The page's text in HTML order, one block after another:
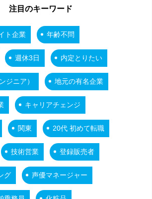
注目のキーワード
ト企業 年齢不問
週休3日 内定とりたい
ジニア） 地元の有名企業
キャリアチェンジ
関東 20代 初めて転職
技術営業 登録販売者
グ 声優マネージャー